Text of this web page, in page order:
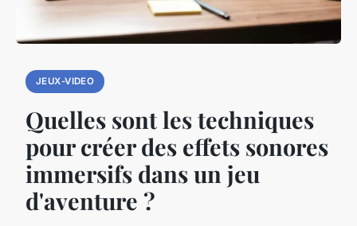
JEUX-VIDEO
Quelles sont les techniques
pour créer des effets sonores
immersifs dans un jeu
d'aventure ?